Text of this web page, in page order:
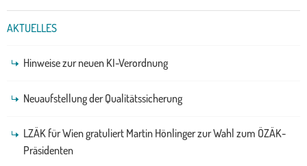
AKTUELLES
Hinweise zur neuen KI-Verordnung
Neuaufstellung der Qualitätssicherung
LZÄK für Wien gratuliert Martin Hönlinger zur Wahl zum ÖZÄK-
Präsidenten